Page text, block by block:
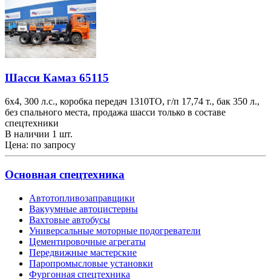
Шасси Камаз 65115
6х4, 300 л.с., коробка передач 1310TO, г/п 17,74 т., бак 350 л.,
без спального места, продажа шасси только в составе
спецтехники
В наличии 1 шт.
Цена: по запросу
Основная спецтехника
Автотопливозаправщики
Вакуумные автоцистерны
Вахтовые автобусы
Универсальные моторные подогреватели
Цементировочные агрегаты
Передвижные мастерские
Паропромысловые установки
Фургонная спецтехника